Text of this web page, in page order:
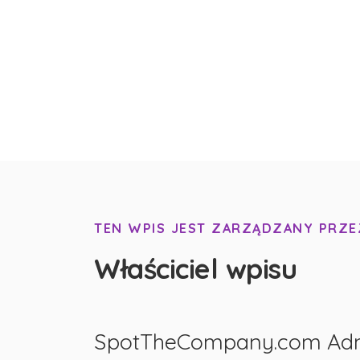
TEN WPIS JEST ZARZĄDZANY
Właściciel wpisu
SpotTheCompany.com